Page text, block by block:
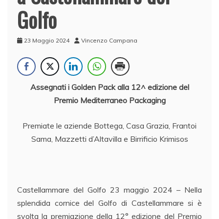
Golfo
23 Maggio 2024 Vincenzo Campana
Assegnati i Golden Pack alla 12^ edizione del
Premio Mediterraneo Packaging
Premiate le aziende Bottega, Casa Grazia, Frantoi
Sama, Mazzetti d’Altavilla e Birrificio Krimisos
Castellammare del Golfo 23 maggio 2024 – Nella
splendida cornice del Golfo di Castellammare si è
svolta la premiazione della 12° edizione del Premio